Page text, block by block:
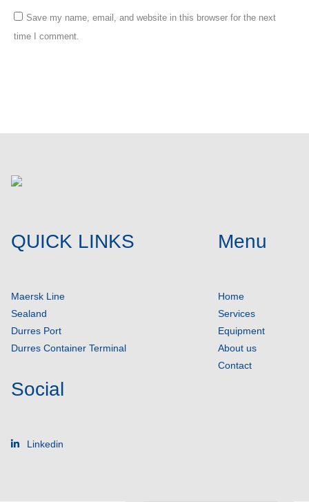
Save my name, email, and website in this browser for the next
time I comment.
QUICK LINKS
Maersk Line
Sealand
Durres Port
Durres Container Terminal
Menu
Home
Services
Equipment
About us
Contact
Social
Linkedin